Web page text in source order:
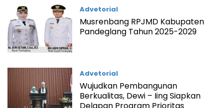
Advetorial
Musrenbang RPJMD Kabupaten
Pandeglang Tahun 2025-2029
Advetorial
Wujudkan Pembangunan
Berkualitas, Dewi – Iing Siapkan
Delapan Program Prioritas